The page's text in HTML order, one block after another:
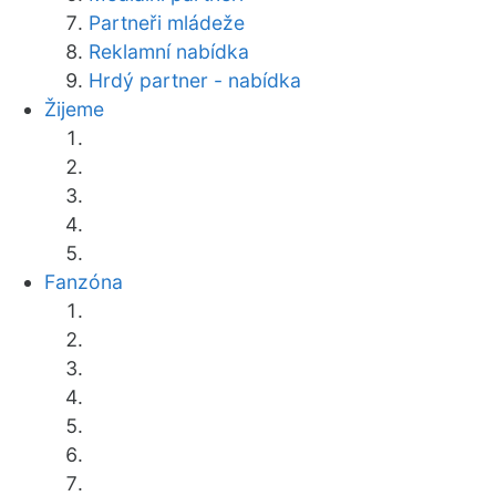
Partneři mládeže
Reklamní nabídka
Hrdý partner - nabídka
Žijeme
Fanzóna